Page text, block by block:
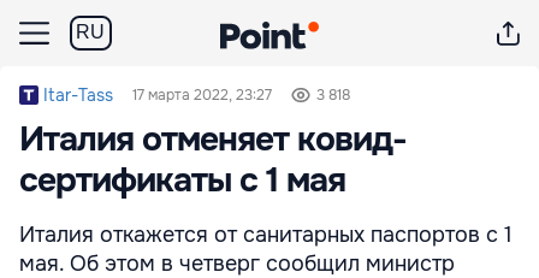
RU
Itar-Tass 17 марта 2022, 23:27 3 818
Италия отменяет ковид-
сертификаты с 1 мая
Италия откажется от санитарных паспортов с 1
мая. Об этом в четверг сообщил министр